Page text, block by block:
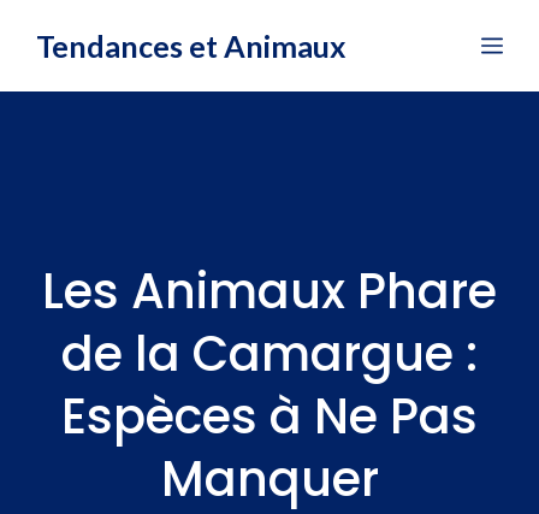
Tendances et Animaux
Les Animaux Phare
de la Camargue :
Espèces à Ne Pas
Manquer